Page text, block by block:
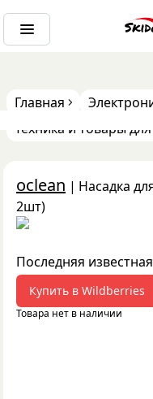
Главная
Техника и товары
oclean | Насадка
2шт)
Последняя
Купить в Wildberries
Товара нет в наличии